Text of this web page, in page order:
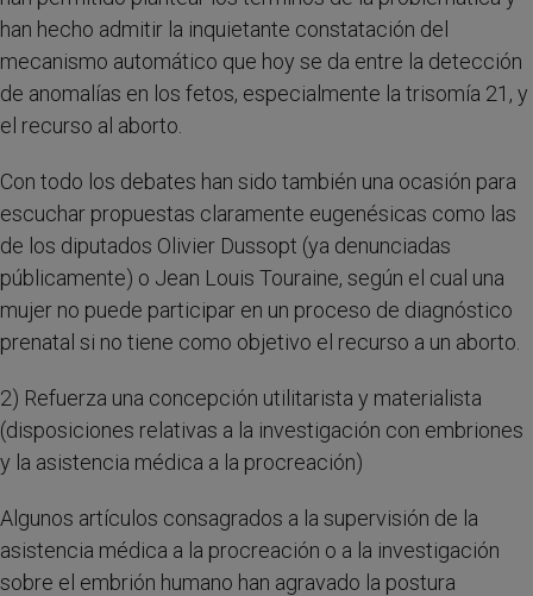
han hecho admitir la inquietante constatación del
mecanismo automático que hoy se da entre la detección
de anomalías en los fetos, especialmente la trisomía 21, y
el recurso al aborto.
Con todo los debates han sido también una ocasión para
escuchar propuestas claramente eugenésicas como las
de los diputados Olivier Dussopt (ya denunciadas
públicamente) o Jean Louis Touraine, según el cual una
mujer no puede participar en un proceso de diagnóstico
prenatal si no tiene como objetivo el recurso a un aborto.
2) Refuerza una concepción utilitarista y materialista
(disposiciones relativas a la investigación con embriones
y la asistencia médica a la procreación)
Algunos artículos consagrados a la supervisión de la
asistencia médica a la procreación o a la investigación
sobre el embrión humano han agravado la postura